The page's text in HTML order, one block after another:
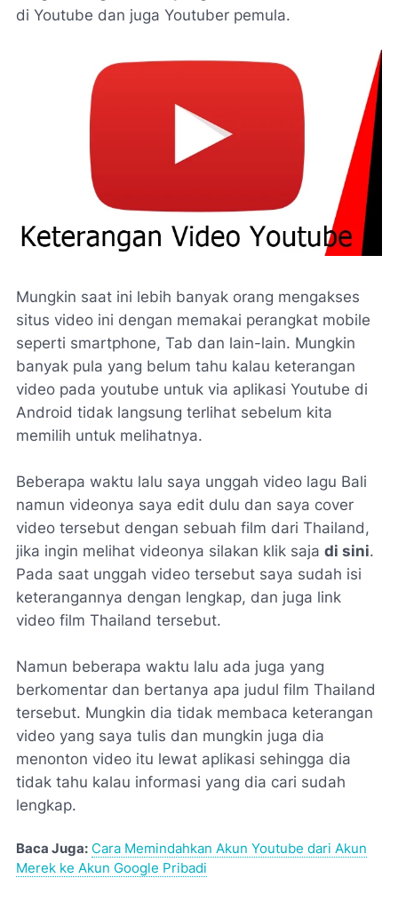
di Youtube dan juga Youtuber pemula.
Mungkin saat ini lebih banyak orang mengakses
situs video ini dengan memakai perangkat mobile
seperti smartphone, Tab dan lain-lain. Mungkin
banyak pula yang belum tahu kalau keterangan
video pada youtube untuk via aplikasi Youtube di
Android tidak langsung terlihat sebelum kita
memilih untuk melihatnya.
Beberapa waktu lalu saya unggah video lagu Bali
namun videonya saya edit dulu dan saya cover
video tersebut dengan sebuah film dari Thailand,
jika ingin melihat videonya silakan klik saja di sini.
Pada saat unggah video tersebut saya sudah isi
keterangannya dengan lengkap, dan juga link
video film Thailand tersebut.
Namun beberapa waktu lalu ada juga yang
berkomentar dan bertanya apa judul film Thailand
tersebut. Mungkin dia tidak membaca keterangan
video yang saya tulis dan mungkin juga dia
menonton video itu lewat aplikasi sehingga dia
tidak tahu kalau informasi yang dia cari sudah
lengkap.
Baca Juga: Cara Memindahkan Akun Youtube dari Akun
Merek ke Akun Google Pribadi